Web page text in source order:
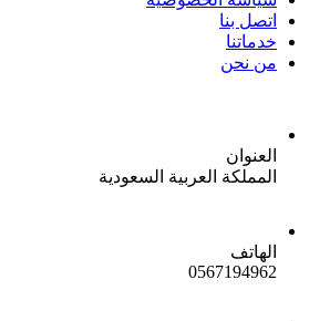
اتصل بنا
خدماتنا
من نحن
العنوان
المملكة العربية السعودية
الهاتف
0567194962